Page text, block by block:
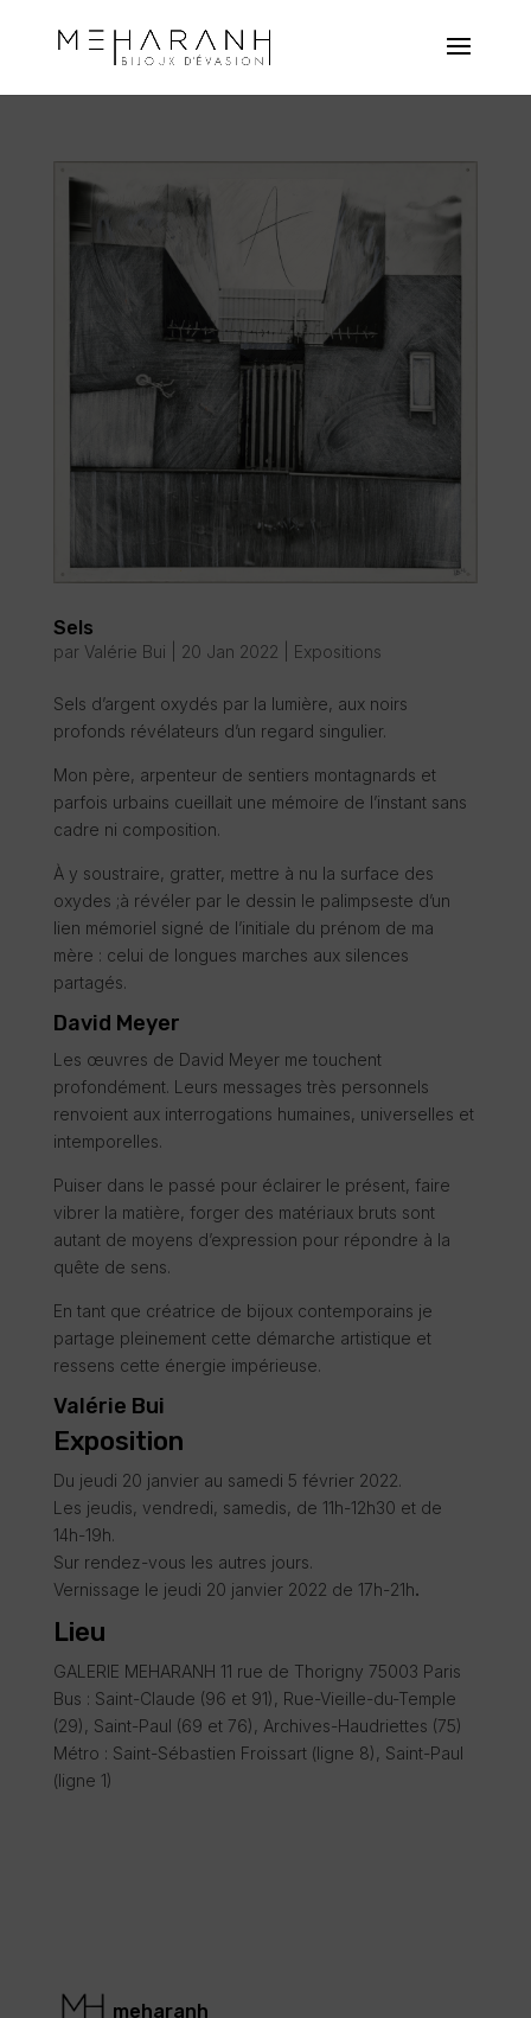
Sels
par Valérie Bui 20 Jan 2022 Expositions
Sels d’argent oxydés par la lumière, aux noirs
profonds révélateurs d’un regard singulier.
Mon père, arpenteur de sentiers montagnards et
parfois urbains cueillait une mémoire de l’instant sans
cadre ni composition.
À y soustraire, gratter, mettre à nu la surface des
oxydes ;à révéler par le dessin le palimpseste d’un
lien mémoriel signé de l’initiale du prénom de ma
mère : celui de longues marches aux silences
partagés.
David Meyer
Les œuvres de David Meyer me touchent
profondément. Leurs messages très personnels
renvoient aux interrogations humaines, universelles et
intemporelles.
Puiser dans le passé pour éclairer le présent, faire
vibrer la matière, forger des matériaux bruts sont
autant de moyens d’expression pour répondre à la
quête de sens.
En tant que créatrice de bijoux contemporains je
partage pleinement cette démarche artistique et
ressens cette énergie impérieuse.
Valérie Bui
Exposition
Du jeudi 20 janvier au samedi 5 février 2022.
Les jeudis, vendredi, samedis, de 11h-12h30 et de
14h-19h.
Sur rendez-vous les autres jours.
Vernissage le jeudi 20 janvier 2022 de 17h-21h.
Lieu
GALERIE MEHARANH 11 rue de Thorigny 75003 Paris
Bus : Saint-Claude (96 et 91), Rue-Vieille-du-Temple
(29), Saint-Paul (69 et 76), Archives-Haudriettes (75)
Métro : Saint-Sébastien Froissart (ligne 8), Saint-Paul
(ligne 1)
meharanh